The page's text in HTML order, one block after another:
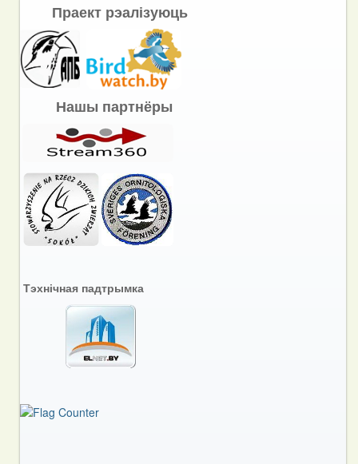
Праект рэалізуюць
Нашы партнёры
Тэхнічная падтрымка